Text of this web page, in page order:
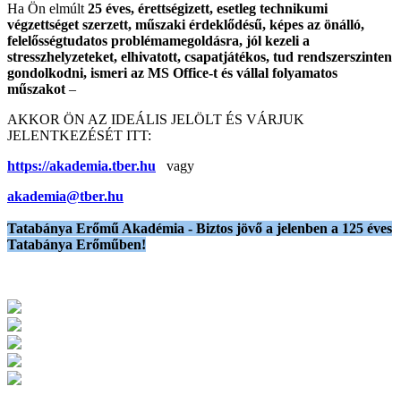
Ha Ön elmúlt 25 éves, érettségizett, esetleg technikumi
végzettséget szerzett, műszaki érdeklődésű, képes az önálló,
felelősségtudatos problémamegoldásra, jól kezeli a
stresszhelyzeteket, elhivatott, csapatjátékos, tud rendszerszinten
gondolkodni, ismeri az MS Office-t és vállal folyamatos
műszakot –
AKKOR ÖN AZ IDEÁLIS JELÖLT ÉS VÁRJUK
JELENTKEZÉSÉT ITT:
https://akademia.tber.hu
vagy
akademia@tber.hu
Tatabánya Erőmű Akadémia - Biztos jövő a jelenben a 125 éves
Tatabánya Erőműben!